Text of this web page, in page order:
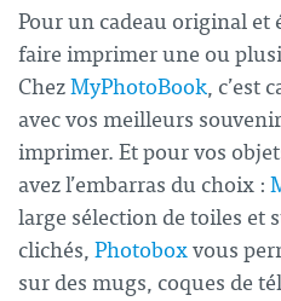
Pour un cadeau original et
faire imprimer une ou
ChezMyPhotoBook, c’est
avec vos meilleurs
imprimer. Et pour vos
avez l’embarras du choix :
large sélection de toiles et
clichés, Photoboxvous
sur des mugs, coques de